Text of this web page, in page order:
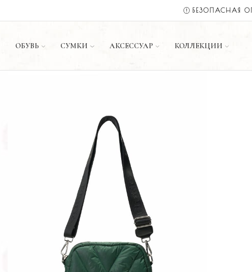
ОБУВЬ СУМКИ АКСЕССУАР КОЛЛЕКЦИИ